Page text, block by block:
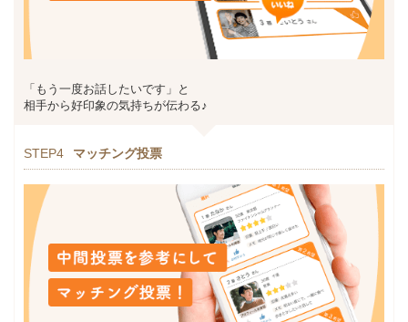
「もう一度お話したいです」と
相手から好印象の気持ちが伝わる♪
STEP4 マッチング投票